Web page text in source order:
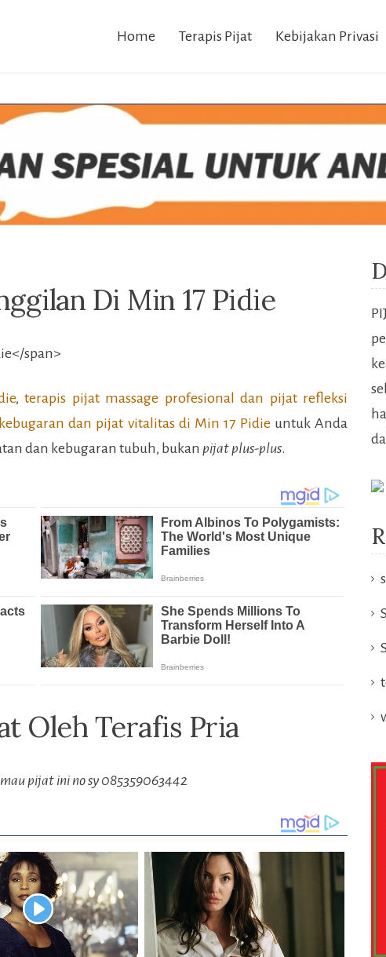
Home Terapis Pijat Kebijakan Privasi
Di Min 17 Pidie
,terapis pijat massage profesional dan pijat refleksi
dan pijat vitalitas di Min 17 Pidieuntuk Anda
dan kebugaran tubuh, bukan pijat plus-plus.
Oleh Terafis Pria
pijat ini no sy 085359063442